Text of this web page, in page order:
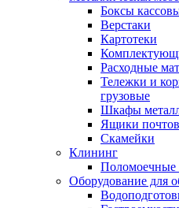
Боксы
Верстаки
Картотеки
Расходные
Тележки и
грузовые
Шкафы
Ящики
Скамейки
Клининг
Оборудование для